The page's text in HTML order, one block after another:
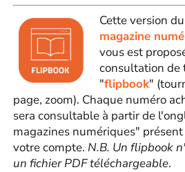
Cette version du
magazine
vous est
consultation de
"flipbook"
page, zoom). Chaque numéro
sera consultable à partir de
magazines numériques"
votre compte. N.B. Un flipbook
un fichier PDF téléchargeable.